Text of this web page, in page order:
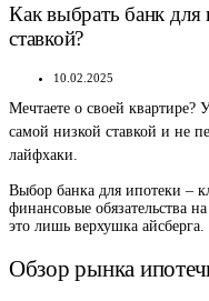
Как выбрать банк
ставкой?
10.02.2025
Мечтаете о своей квартире?
самой низкой ставкой и не
лайфхаки.
Выбор банка для ипотеки –
финансовые обязательства
это лишь верхушка айсберга.
Обзор рынка